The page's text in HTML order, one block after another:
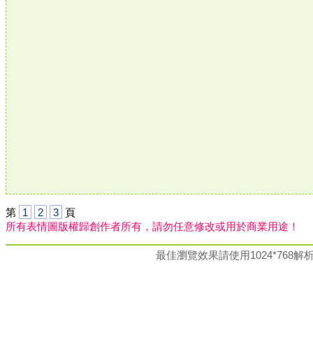
第 1 2 3
頁
所有表情圖版權歸創作者所有，請勿任意修改或用於商業用途！
最佳瀏覽效果請使用